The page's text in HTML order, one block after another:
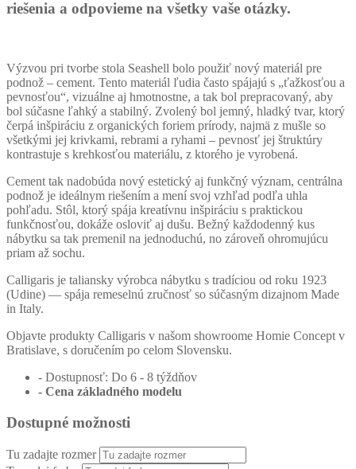
riešenia a odpovieme na všetky vaše otázky.
Výzvou pri tvorbe stola Seashell bolo použiť nový materiál pre
podnož – cement. Tento materiál ľudia často spájajú s „ťažkosťou a
pevnosťou“, vizuálne aj hmotnostne, a tak bol prepracovaný, aby
bol súčasne ľahký a stabilný. Zvolený bol jemný, hladký tvar, ktorý
čerpá inšpiráciu z organických foriem prírody, najmä z mušle so
všetkými jej krivkami, rebrami a ryhami – pevnosť jej štruktúry
kontrastuje s krehkosťou materiálu, z ktorého je vyrobená.
Cement tak nadobúda nový estetický aj funkčný význam, centrálna
podnož je ideálnym riešením a mení svoj vzhľad podľa uhla
pohľadu. Stôl, ktorý spája kreatívnu inšpiráciu s praktickou
funkčnosťou, dokáže osloviť aj dušu. Bežný každodenný kus
nábytku sa tak premenil na jednoduchú, no zároveň ohromujúcu
priam až sochu.
Calligaris je taliansky výrobca nábytku s tradíciou od roku 1923
(Udine) — spája remeselnú zručnosť so súčasným dizajnom Made
in Italy.
Objavte produkty Calligaris v našom showroome Homie Concept v
Bratislave, s doručením po celom Slovensku.
- Dostupnosť: Do 6 - 8 týždňov
- Cena základného modelu
Dostupné možnosti
Tu zadajte rozmer